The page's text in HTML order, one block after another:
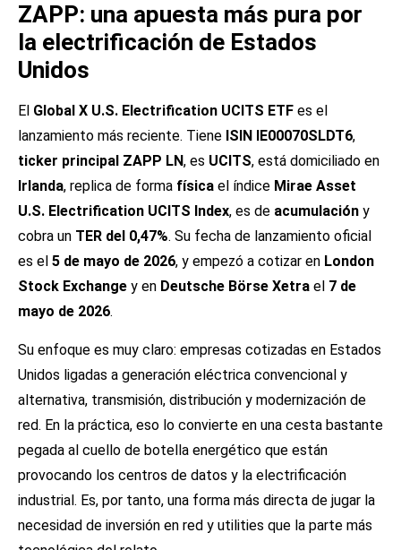
ZAPP: una apuesta más pura por
la electrificación de Estados
Unidos
El Global X U.S. Electrification UCITS ETF es el
lanzamiento más reciente. Tiene ISIN IE00070SLDT6,
ticker principal ZAPP LN, es UCITS, está domiciliado en
Irlanda, replica de forma física el índice Mirae Asset
U.S. Electrification UCITS Index, es de acumulación y
cobra un TER del 0,47%. Su fecha de lanzamiento oficial
es el 5 de mayo de 2026, y empezó a cotizar en London
Stock Exchange y en Deutsche Börse Xetra el 7 de
mayo de 2026.
Su enfoque es muy claro: empresas cotizadas en Estados
Unidos ligadas a generación eléctrica convencional y
alternativa, transmisión, distribución y modernización de
red. En la práctica, eso lo convierte en una cesta bastante
pegada al cuello de botella energético que están
provocando los centros de datos y la electrificación
industrial. Es, por tanto, una forma más directa de jugar la
necesidad de inversión en red y utilities que la parte más